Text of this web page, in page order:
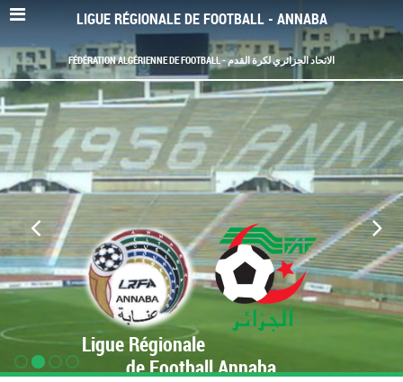
LIGUE RÉGIONALE DE FOOTBALL - ANNABA
FÉDÉRATION ALGÉRIENNE DE FOOTBALL - الاتحاد الجزائري لكرة القدم
Ligue Régionale
de Football Annaba